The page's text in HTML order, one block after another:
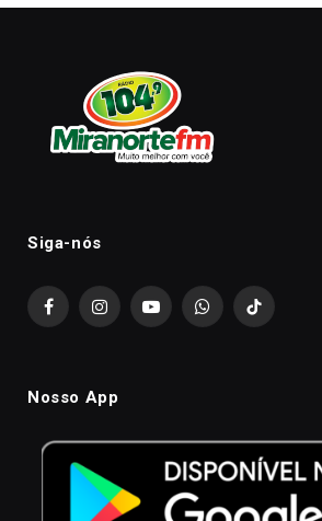
Siga-nós
FacebookInstagramYouTubeWhatsAppTikTok
Nosso App